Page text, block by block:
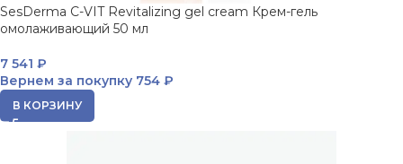
SesDerma C-VIT Revitalizing gel cream Крем-гель
омолаживающий 50 мл
7 541 ₽
Вернем за покупку 754 ₽
В КОРЗИНУ